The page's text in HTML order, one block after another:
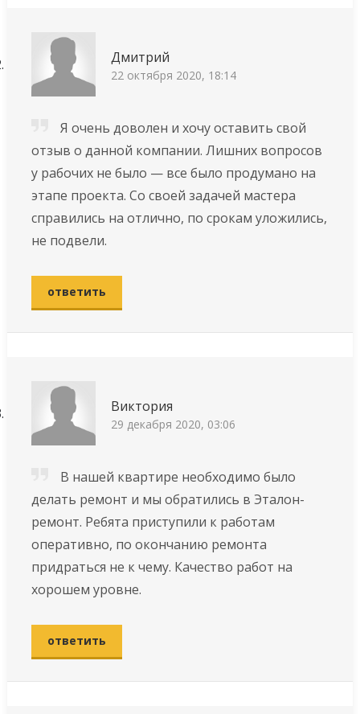
Дмитрий
22 октября 2020, 18:14
Я очень доволен и хочу оставить свой
отзыв о данной компании. Лишних вопросов
у рабочих не было — все было продумано на
этапе проекта. Со своей задачей мастера
справились на отлично, по срокам уложились,
не подвели.
ответить
Виктория
29 декабря 2020, 03:06
В нашей квартире необходимо было
делать ремонт и мы обратились в Эталон-
ремонт. Ребята приступили к работам
оперативно, по окончанию ремонта
придраться не к чему. Качество работ на
хорошем уровне.
ответить